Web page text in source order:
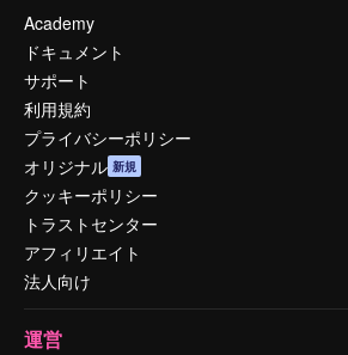
Academy
ドキュメント
サポート
利用規約
プライバシーポリシー
オリジナル 新規
クッキーポリシー
トラストセンター
アフィリエイト
法人向け
運営